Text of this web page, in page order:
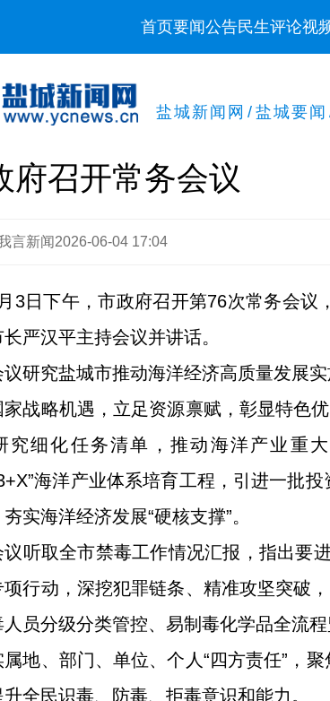
首页要闻公告民生评论视
盐城新闻网 / 盐城要闻
府召开常务会议
言新闻 2026-06-04 17:04
3日下午，市政府召开第76次常务会
严汉平主持会议并讲话。
议研究盐城市推动海洋经济高质量发展
家战略机遇，立足资源禀赋，彰显特色
究细化任务清单，推动海洋产业重
海洋产业体系培育工程，引进一批
实海洋经济发展“硬核支撑”。
议听取全市禁毒工作情况汇报，指出要
行动，深挖犯罪链条、精准攻坚突破
员分级分类管控、易制毒化学品全流
地、部门、单位、个人“四方责任”，
全民识毒、防毒、拒毒意识和能力。